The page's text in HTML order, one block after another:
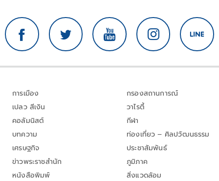
การเมือง
เปลว สีเงิน
คอลัมนิสต์
บทความ
เศรษฐกิจ
ข่าวพระราชสำนัก
หนังสือพิมพ์
กรองสถานการณ์
วาไรตี้
กีฬา
ท่องเที่ยว – ศิลปวัฒนธรรม
ประชาสัมพันธ์
ภูมิภาค
สิ่งแวดล้อม